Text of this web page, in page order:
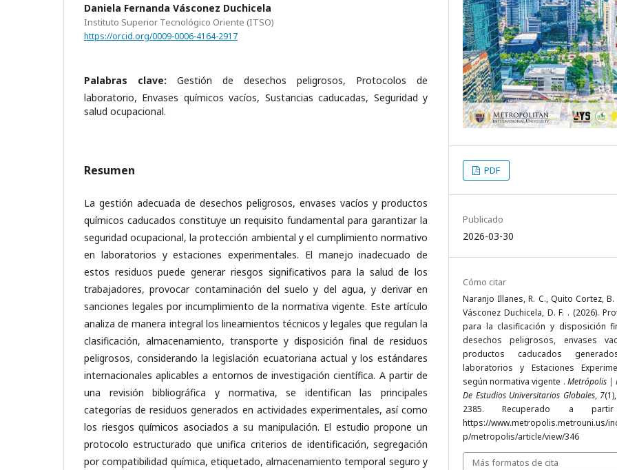
Daniela Fernanda Vásconez Duchicela
Instituto Superior Tecnológico Oriente (ITSO)
https://orcid.org/0009-0006-4164-2917
Palabras clave: Gestión de desechos peligrosos, Protocolos de
laboratorio, Envases químicos vacíos, Sustancias caducadas, Seguridad y
salud ocupacional.
Resumen
La gestión adecuada de desechos peligrosos, envases vacíos y productos
químicos caducados constituye un requisito fundamental para garantizar la
seguridad ocupacional, la protección ambiental y el cumplimiento normativo
en laboratorios y estaciones experimentales. El manejo inadecuado de
estos residuos puede generar riesgos significativos para la salud de los
trabajadores, provocar contaminación del suelo y del agua, y derivar en
sanciones legales por incumplimiento de la normativa vigente. Este artículo
analiza de manera integral los lineamientos técnicos y legales que regulan la
clasificación, almacenamiento, transporte y disposición final de residuos
peligrosos, considerando la legislación ecuatoriana actual y los estándares
internacionales aplicables a entornos de investigación científica. A partir de
una revisión bibliográfica y normativa, se identifican las principales
categorías de residuos generados en actividades experimentales, así como
los riesgos químicos asociados a su manipulación. El estudio propone un
protocolo estructurado que unifica criterios de identificación, segregación
por compatibilidad química, etiquetado, almacenamiento temporal seguro y
PDF
Publicado
2026-03-30
Cómo citar
Naranjo Illanes, R. C., Quito Cortez, B.
Vásconez Duchicela, D. F. . (2026).
para la clasificación y disposición
desechos peligrosos, envases
productos caducados
laboratorios y Estaciones
según normativa vigente . Metrópolis |
De Estudios Universitarios Globales, 7
2385. Recuperado a
https://www.metropolis.metrouni.us/
p/metropolis/article/view/346
Más formatos de cita